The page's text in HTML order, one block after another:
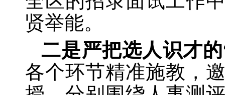
贤举能。
二是严把选人识才的
各个环节精准施教，